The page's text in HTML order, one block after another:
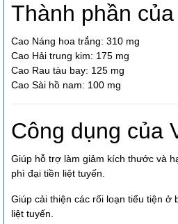
Thành phần
Cao Náng hoa trắng: 310 mg
Cao Hải trung kim: 175 mg
Cao Rau tàu bay: 125 mg
Cao Sài hồ nam: 100 mg
Công dụng của
Giúp hỗ trợ làm giảm kích thước và
phì đại tiền liệt tuyến.
Giúp cải thiện các rối loạn tiểu tiện ở
liệt tuyến.